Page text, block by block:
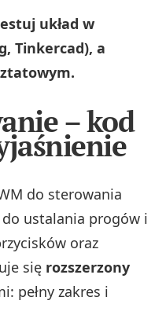
układ w
Tinkercad), a
– kod
do sterowania
ustalania progów i
oraz
się rozszerzony
pełny zakres i